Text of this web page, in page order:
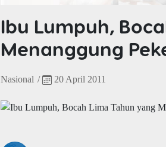
Ibu Lumpuh,
Menanggung
Nasional / 20 April 2011